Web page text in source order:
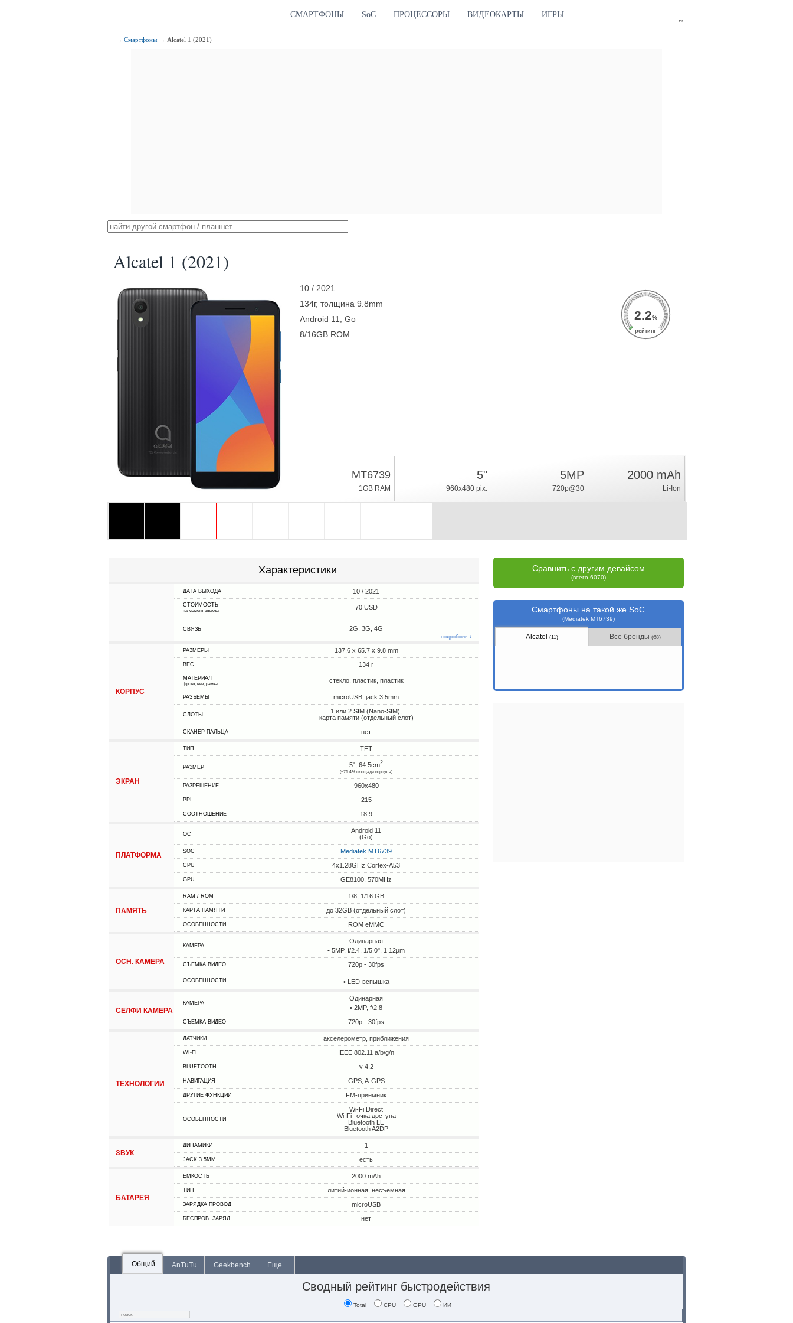
ru
СМАРТФОНЫ SoC ПРОЦЕССОРЫ ВИДЕОКАРТЫ ИГРЫ
→ Смартфоны → Alcatel 1 (2021)
Alcatel 1 (2021)
10 / 2021
134г, толщина 9.8mm
Android 11, Go
8/16GB ROM
2.2%
рейтинг
MT6739
1GB RAM
5"
960x480 pix.
5MP
720p@30
2000 mAh
Li-Ion
Характеристики
ДАТА ВЫХОДА 10 / 2021
СТОИМОСТЬ
на момент выхода 70 USD
СВЯЗЬ 2G, 3G, 4G
подробнее ↓
КОРПУС
РАЗМЕРЫ 137.6 x 65.7 x 9.8 mm
ВЕС 134 г
МАТЕРИАЛ
фронт, низ, рамка стекло, пластик, пластик
РАЗЪЕМЫ microUSB, jack 3.5mm
СЛОТЫ
1 или 2 SIM (Nano-SIM),
карта памяти (отдельный слот)
СКАНЕР ПАЛЬЦА нет
ЭКРАН
ТИП TFT
РАЗМЕР 5", 64.5cm2
(~71.4% площади корпуса)
РАЗРЕШЕНИЕ 960x480
PPI 215
СООТНОШЕНИЕ 18:9
ПЛАТФОРМА
ОС
Android 11
(Go)
SOC Mediatek MT6739
CPU 4x1.28GHz Cortex-A53
GPU GE8100, 570MHz
ПАМЯТЬ
RAM / ROM 1/8, 1/16 GB
КАРТА ПАМЯТИ до 32GB (отдельный слот)
ОСОБЕННОСТИ ROM eMMC
ОСН. КАМЕРА
КАМЕРА
Одинарная
• 5MP, f/2.4, 1/5.0", 1.12µm
СЪЕМКА ВИДЕО 720p - 30fps
ОСОБЕННОСТИ • LED-вспышка
СЕЛФИ КАМЕРА
КАМЕРА
Одинарная
• 2MP, f/2.8
СЪЕМКА ВИДЕО 720p - 30fps
ТЕХНОЛОГИИ
ДАТЧИКИ акселерометр, приближения
WI-FI IEEE 802.11 a/b/g/n
BLUETOOTH v 4.2
НАВИГАЦИЯ GPS, A-GPS
ДРУГИЕ ФУНКЦИИ FM-приемник
ОСОБЕННОСТИ
Wi-Fi Direct
Wi-Fi точка доступа
Bluetooth LE
Bluetooth A2DP
ЗВУК
ДИНАМИКИ 1
JACK 3.5MM есть
БАТАРЕЯ
ЕМКОСТЬ 2000 mAh
ТИП литий-ионная, несъемная
ЗАРЯДКА ПРОВОД microUSB
БЕСПРОВ. ЗАРЯД. нет
Сравнить с другим девайсом
(всего 6070)
Смартфоны на такой же SoC
(Mediatek MT6739)
Alcatel (11) Все бренды (68)
Общий AnTuTu Geekbench Еще...
Сводный рейтинг быстродействия
Total CPU GPU ИИ